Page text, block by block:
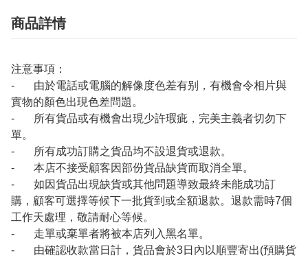
商品詳情
注意事項：
- 由於電話或電腦的解像度色差有别，有機會令相片與
實物的顏色出現色差問題。
- 所有貨品或有機會出現少許瑕疵，完美主義者切勿下
單。
- 所有成功訂購之貨品均不設退貨或退款。
- 本店不接受顧客因部份貨品缺貨而取消全單。
- 如因貨品出現缺貨或其他問題導致最終未能成功訂
購，顧客可選擇等候下一批貨到或全額退款。退款需時7個
工作天處理，敬請耐心等候。
- 走單或棄單者將被本店列入黑名單。
- 由確認收款當日計，貨品會於3日內以順豐寄出(預購貨